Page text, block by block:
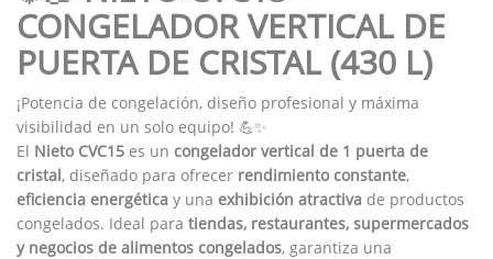
CONGELADOR VERTICAL DE
PUERTA DE CRISTAL (430 L)
¡Potencia de congelación, diseño profesional y máxima
visibilidad en un solo equipo! 💪✨
El Nieto CVC15 es un congelador vertical de 1 puerta de
cristal, diseñado para ofrecer rendimiento constante,
eficiencia energética y una exhibición atractiva de productos
congelados. Ideal para tiendas, restaurantes, supermercados
y negocios de alimentos congelados, garantiza una